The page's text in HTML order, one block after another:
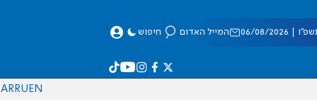
08/2026 המייל האדום חיפוש
EN
RU
AR